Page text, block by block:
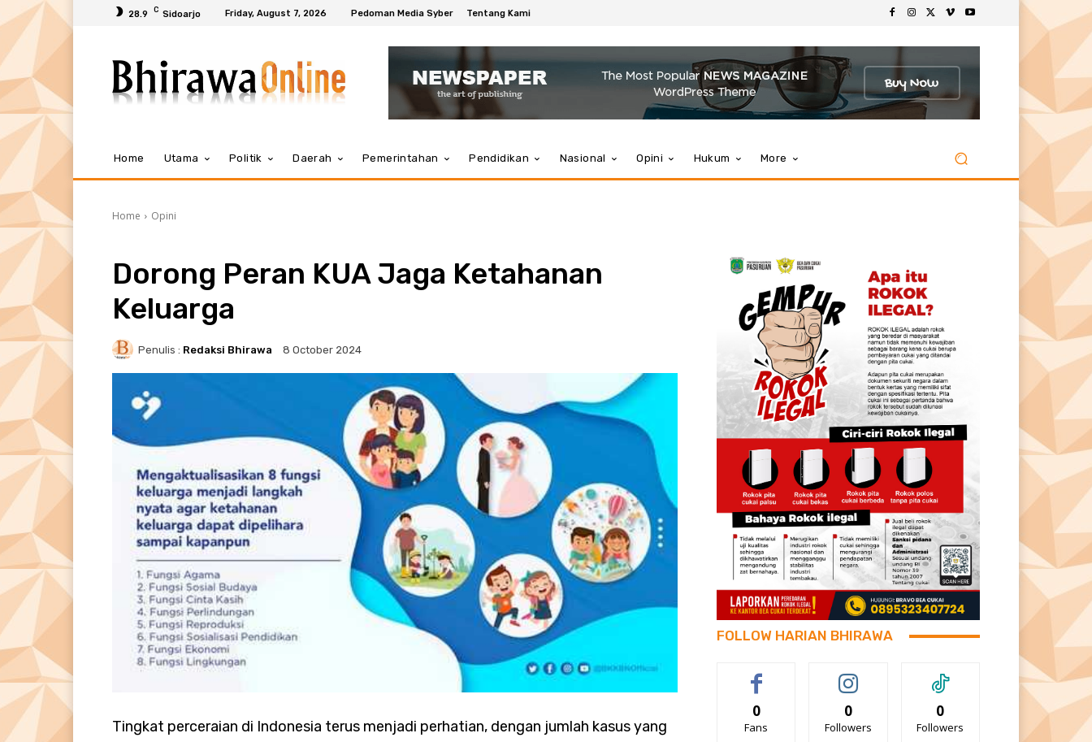
28.9 C Sidoarjo Friday, August 7, 2026 Pedoman Media Syber Tentang Kami
Home Utama Politik Daerah Pemerintahan Pendidikan Nasional Opini Hukum More
Home Opini
Dorong Peran KUA Jaga Ketahanan
Keluarga
Penulis : Redaksi Bhirawa 8 October 2024
Tingkat perceraian di Indonesia terus menjadi perhatian, dengan jumlah kasus yang
FOLLOW HARIAN BHIRAWA
0
Fans
0
Followers
0
Followers